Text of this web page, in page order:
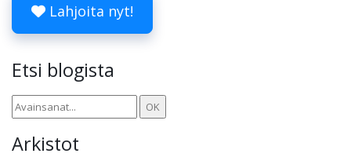
Lahjoita nyt!
Etsi blogista
Arkistot